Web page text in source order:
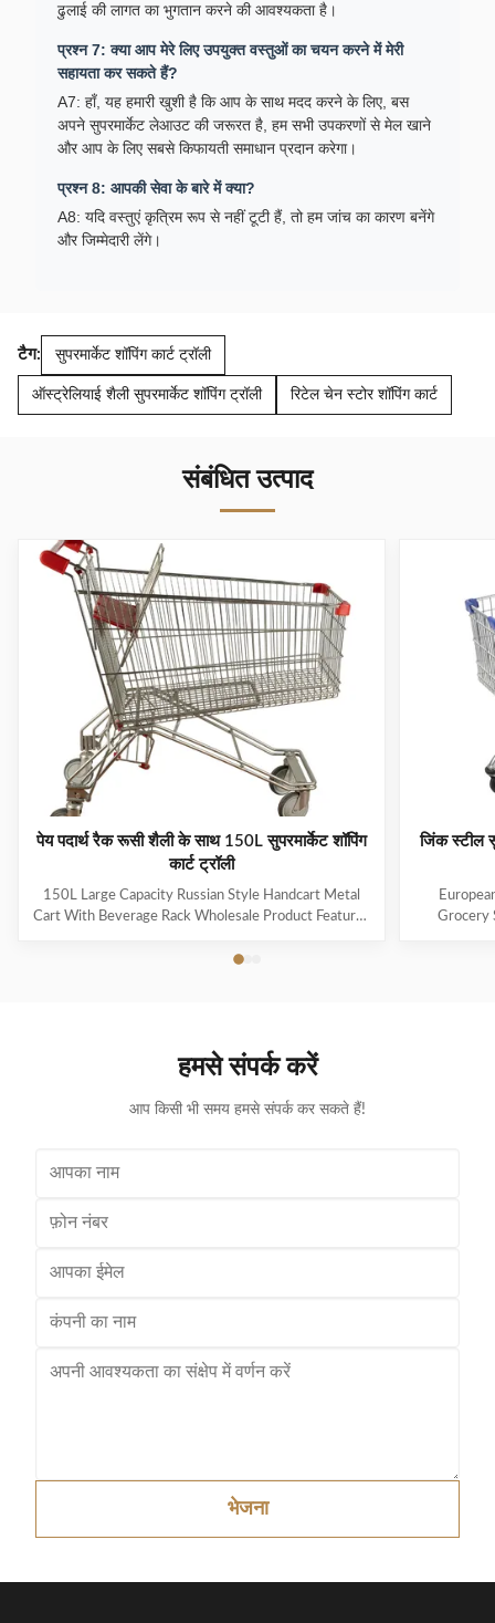
ढुलाई की लागत का भुगतान करने की आवश्यकता है।
प्रश्न 7: क्या आप मेरे लिए उपयुक्त वस्तुओं का चयन करने में मेरी
सहायता कर सकते हैं?
A7: हाँ, यह हमारी खुशी है कि आप के साथ मदद करने के लिए, बस
अपने सुपरमार्केट लेआउट की जरूरत है, हम सभी उपकरणों से मेल खाने
और आप के लिए सबसे किफायती समाधान प्रदान करेगा।
प्रश्न 8: आपकी सेवा के बारे में क्या?
A8: यदि वस्तुएं कृत्रिम रूप से नहीं टूटी हैं, तो हम जांच का कारण बनेंगे
और जिम्मेदारी लेंगे।
टैग: सुपरमार्केट शॉपिंग कार्ट ट्रॉली
ऑस्ट्रेलियाई शैली सुपरमार्केट शॉपिंग ट्रॉली रिटेल चेन स्टोर शॉपिंग कार्ट
संबंधित उत्पाद
पेय पदार्थ रैक रूसी शैली के साथ 150L सुपरमार्केट शॉपिंग
कार्ट ट्रॉली
150L Large Capacity Russian Style Handcart Metal
Cart With Beverage Rack Wholesale Product Features
which is high-quality and durable Europe and the
With a storage foundation, free up more space
जिंक स्टील
Grocery
हमसे संपर्क करें
आप किसी भी समय हमसे संपर्क कर सकते हैं!
भेजना